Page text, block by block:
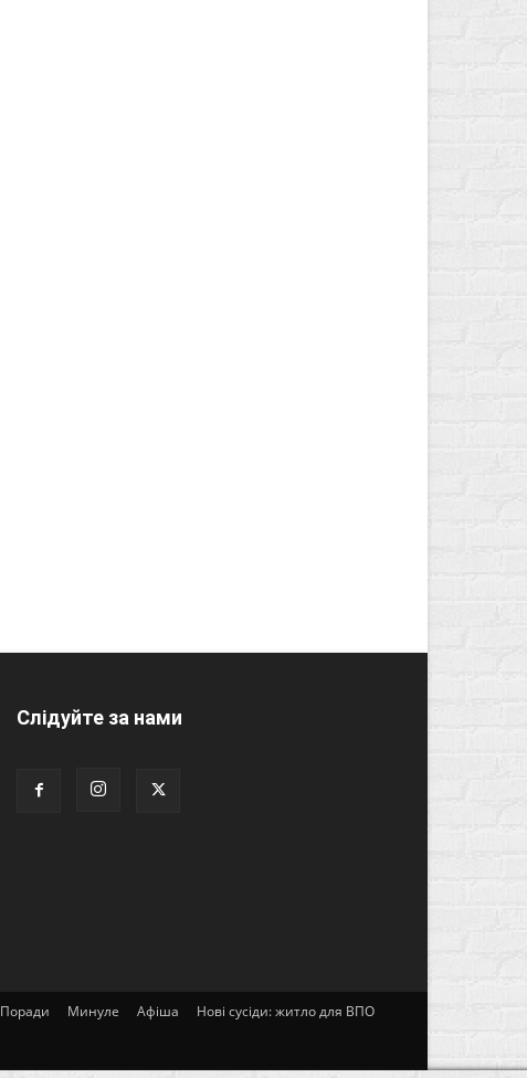
Слідуйте за нами
Поради Минуле Афіша Нові сусіди: житло для ВПО